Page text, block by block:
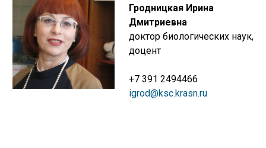
Гродницкая Ирина
Дмитриевна
доктор биологических наук,
доцент
+7 391 2494466
igrod@ksc.krasn.ru